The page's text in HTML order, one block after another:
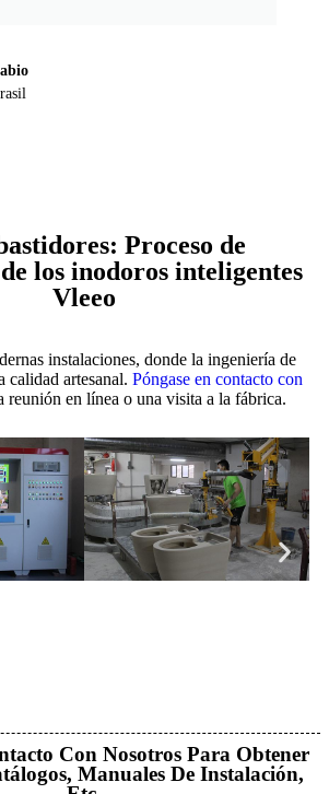
Proceso de
los inodoros inteligentes
Vleeo
instalaciones, donde la ingeniería de
calidad artesanal. Póngase en contacto con
reunión en línea o una visita a la fábrica.
Con Nosotros Para Obtener
Manuales De Instalación,